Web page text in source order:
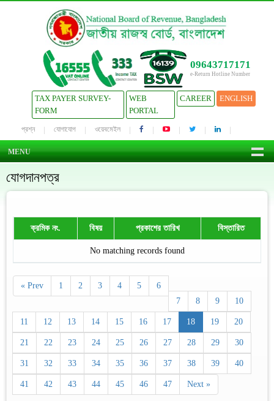
09643717171
e-Return Hotline Number
TAX PAYER SURVEY-
FORM
WEB
PORTAL
CAREER ENGLISH
প্রশ্ন যোগাযোগ ওয়েবমেইল
MENU
যোগদানপত্র
ক্রমিক নং. বিষয় প্রকাশের তারিখ বিস্তারিত
No matching records found
« Prev 1 2 3 4 5
6
7
8 9 10
11 12 13 14 15 16 17 18 19 20
21 22 23 24 25 26 27 28 29 30
31 32 33 34 35 36 37 38 39 40
41 42 43 44 45 46 47 Next »